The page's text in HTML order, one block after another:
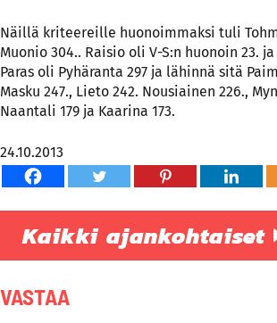
Näillä kriteereille huonoimmaksi tuli
Muonio 304.. Raisio oli V-S:n huonoin 23.
Paras oli Pyhäranta 297 ja lähinnä sitä
Masku 247., Lieto 242. Nousiainen 226.,
Naantali 179 ja Kaarina 173.
24.10.2013
Kaikki ajankohtaiset
VASTAA